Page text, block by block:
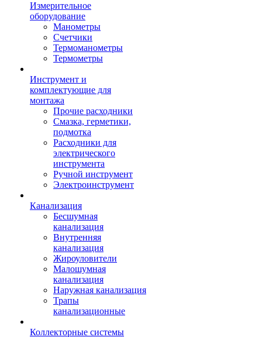
Измерительное
оборудование
Манометры
Счетчики
Термоманометры
Термометры
Инструмент и
комплектующие для
монтажа
Прочие расходники
Смазка, герметики,
подмотка
Расходники для
электрического
инструмента
Ручной инструмент
Электроинструмент
Канализация
Бесшумная
канализация
Внутренняя
канализация
Жироуловители
Малошумная
канализация
Наружная канализация
Трапы
канализационные
Коллекторные системы